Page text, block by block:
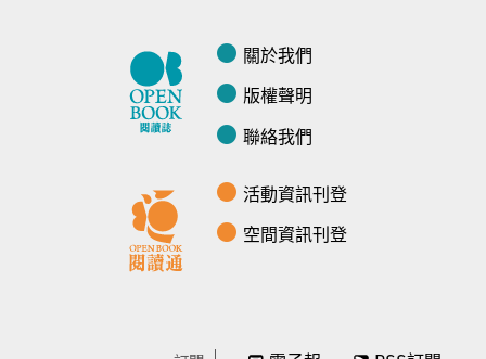
關於我們
版權聲明
聯絡我們
活動資訊刊登
空間資訊刊登